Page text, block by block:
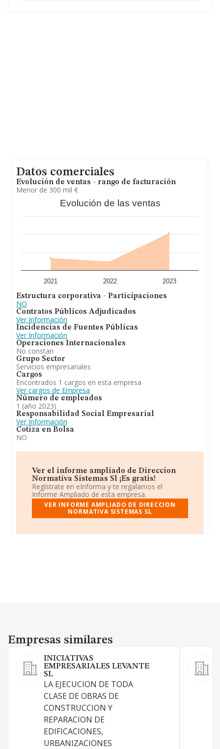
Datos comerciales
Evolución de ventas - rango de facturación
Menor de 300 mil €
Evolución de las ventas
2021 2022 2023
Estructura corporativa - Participaciones
NO
Contratos Públicos Adjudicados
Ver Información
Incidencias de Fuentes Públicas
Ver Información
Operaciones Internacionales
No constan
Grupo Sector
Servicios empresariales
Cargos
Encontrados 1 cargos en esta empresa
Ver cargos de Empresa
Número de empleados
1 (año 2023)
Responsabilidad Social Empresarial
Ver Información
Cotiza en Bolsa
NO
Ver el informe ampliado de Direccion
Normativa Sistemas Sl ¡Es gratis!
Regístrate en eInforma y te regalamos el
Informe Ampliado de esta empresa.
VER INFORME AMPLIADO DE DIRECCION
NORMATIVA SISTEMAS SL
Empresas similares
Empresas similares
INICIATIVAS
EMPRESARIALES LEVANTE
SL
LA EJECUCION DE TODA
CLASE DE OBRAS DE
CONSTRUCCION Y
REPARACION DE
EDIFICACIONES,
URBANIZACIONES